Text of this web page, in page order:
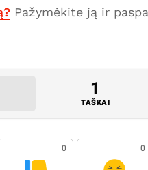
Pažymėkite ją ir
1
TAŠKAI
0 0